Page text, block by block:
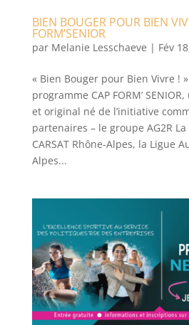
BIEN BOUGER POUR BIEN
FORM’SENIOR
par Melanie Lesschaeve | Fév
« Bien Bouger pour Bien Vivre !
programme CAP FORM’
et original né de l’initiative
partenaires – le groupe AG2R
CARSAT Rhône-Alpes, la Ligue
Alpes...